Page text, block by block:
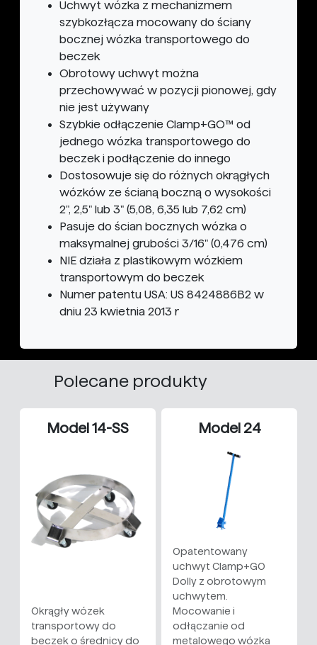
Uchwyt wózka z mechanizmem
szybkozłącza mocowany do ściany
bocznej wózka transportowego do
beczek
Obrotowy uchwyt można
przechowywać w pozycji pionowej, gdy
nie jest używany
Szybkie odłączenie Clamp+GO™ od
jednego wózka transportowego do
beczek i podłączenie do innego
Dostosowuje się do różnych okrągłych
wózków ze ścianą boczną o wysokości
2", 2,5" lub 3" (5,08, 6,35 lub 7,62 cm)
Pasuje do ścian bocznych wózka o
maksymalnej grubości 3/16" (0,476 cm)
NIE działa z plastikowym wózkiem
transportowym do beczek
Numer patentu USA: US 8424886B2 w
dniu 23 kwietnia 2013 r
Polecane produkty
Model 14-SS
Okrągły wózek
transportowy do
beczek o średnicy do
Model 24
Opatentowany
uchwyt Clamp+GO
Dolly z obrotowym
uchwytem.
Mocowanie i
odłączanie od
metalowego wózka